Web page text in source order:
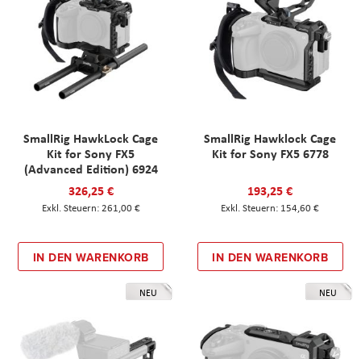
SmallRig HawkLock Cage
Kit for Sony FX5
(Advanced Edition) 6924
326,25 €
261,00 €
IN DEN WARENKORB
SmallRig Hawklock Cage
Kit for Sony FX5 6778
193,25 €
154,60 €
IN DEN WARENKORB
NEU NEU